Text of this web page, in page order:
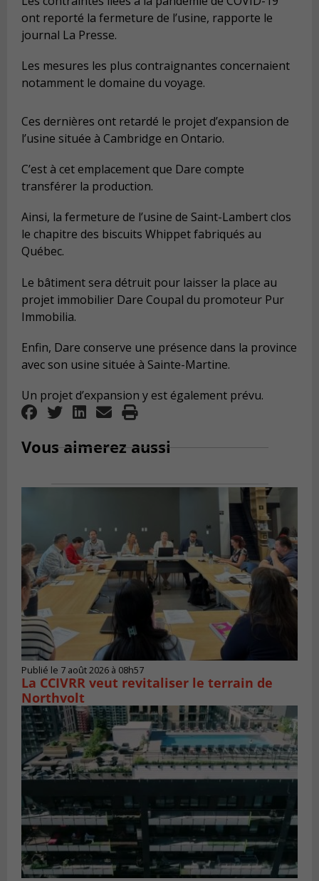
ont reporté la fermeture de l’usine, rapporte le
journal La Presse.
Les mesures les plus contraignantes concernaient
notamment le domaine du voyage.
Ces dernières ont retardé le projet d’expansion de
l’usine située à Cambridge en Ontario.
C’est à cet emplacement que Dare compte
transférer la production.
Ainsi, la fermeture de l’usine de Saint-Lambert clos
le chapitre des biscuits Whippet fabriqués au
Québec.
Le bâtiment sera détruit pour laisser la place au
projet immobilier Dare Coupal du promoteur Pur
Immobilia.
Enfin, Dare conserve une présence dans la province
avec son usine située à Sainte-Martine.
Un projet d’expansion y est également prévu.
Vous aimerez aussi
Publié le 7 août 2026 à 08h57
La CCIVRR veut revitaliser le terrain de
Northvolt